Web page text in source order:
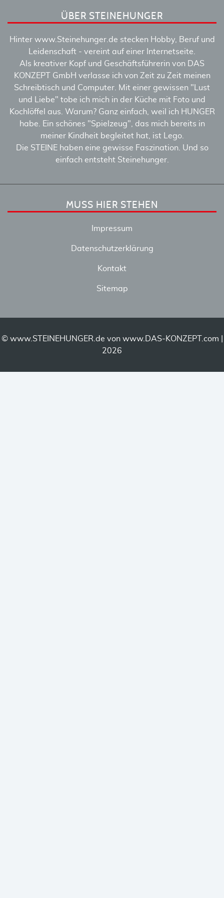
ÜBER STEINEHUNGER
Hinter www.Steinehunger.de stecken Hobby, Beruf und
Leidenschaft - vereint auf einer Internetseite.
Als kreativer Kopf und Geschäftsführerin von DAS
KONZEPT GmbH verlasse ich von Zeit zu Zeit meinen
Schreibtisch und Computer. Mit einer gewissen "Lust
und Liebe" tobe ich mich in der Küche mit Foto und
Kochlöffel aus. Warum? Ganz einfach, weil ich HUNGER
habe. Ein schönes "Spielzeug", das mich bereits in
meiner Kindheit begleitet hat, ist Lego.
Die STEINE haben eine gewisse Faszination. Und so
einfach entsteht Steinehunger.
MUSS HIER STEHEN
Impressum
Datenschutzerklärung
Kontakt
Sitemap
© www.STEINEHUNGER.de von www.DAS-KONZEPT.com
2026